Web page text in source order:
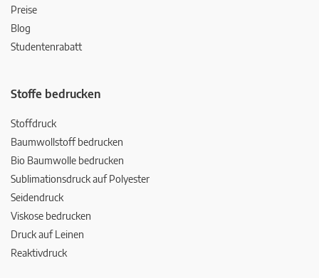
Preise
Blog
Studentenrabatt
Stoffe bedrucken
Stoffdruck
Baumwollstoff bedrucken
Bio Baumwolle bedrucken
Sublimationsdruck auf Polyester
Seidendruck
Viskose bedrucken
Druck auf Leinen
Reaktivdruck